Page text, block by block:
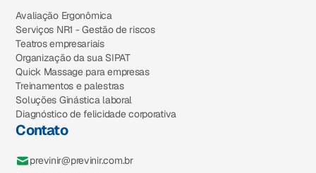
Avaliação Ergonômica
Serviços NR1 - Gestão de riscos
Teatros empresariais
Organização da sua SIPAT
Quick Massage para empresas
Treinamentos e palestras
Soluções Ginástica laboral
Diagnóstico de felicidade corporativa
Contato
previnir@previnir.com.br